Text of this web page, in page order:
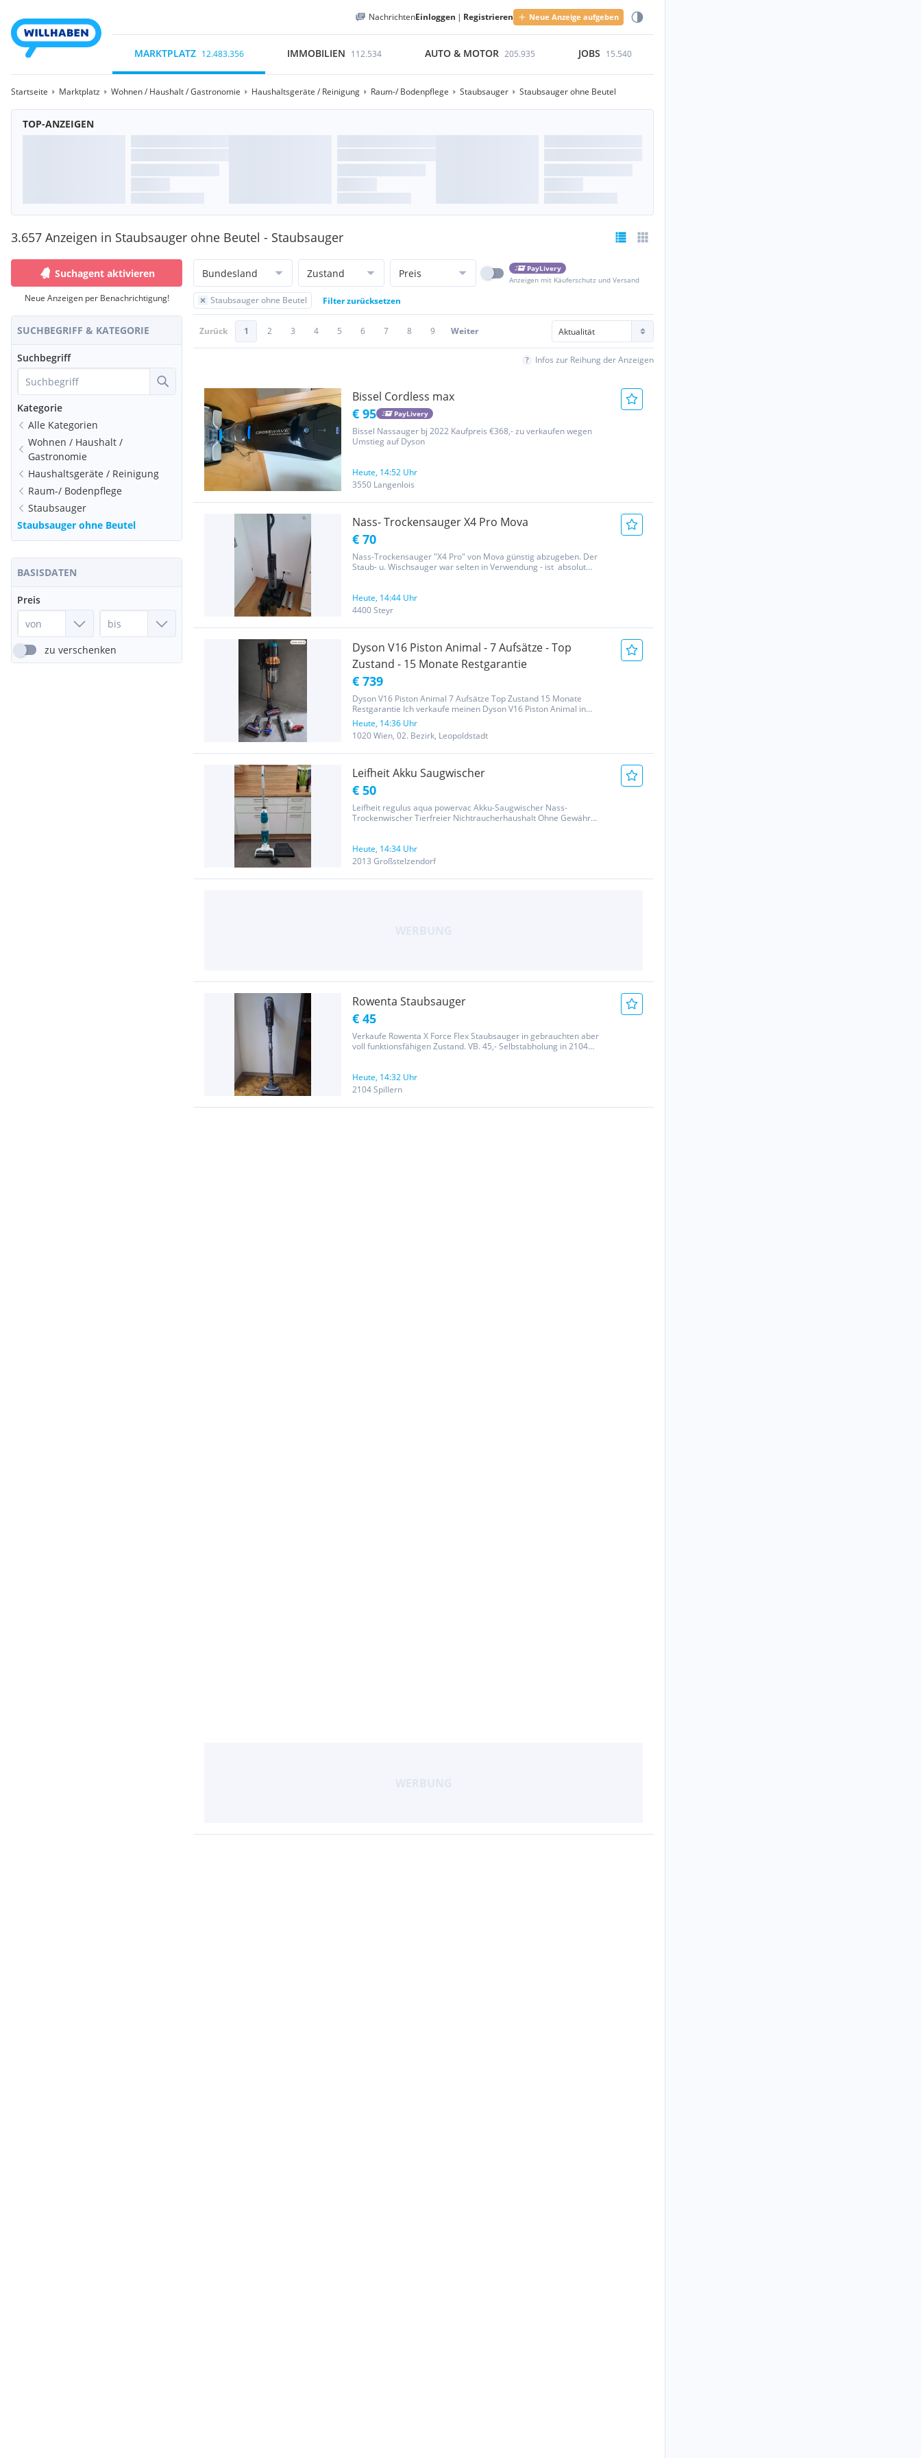
NachrichtenEinloggen | Registrieren Neue Anzeige aufgeben
MARKTPLATZ 12.483.356 IMMOBILIEN 112.534 AUTO & MOTOR 205.935 JOBS 15.540
Startseite Marktplatz Wohnen / Haushalt / Gastronomie Haushaltsgeräte / Reinigung Raum-/ Bodenpflege Staubsauger Staubsauger ohne Beutel
TOP-ANZEIGEN
3.657 Anzeigen in Staubsauger ohne Beutel - Staubsauger
Suchagent aktivieren
Neue Anzeigen per Benachrichtigung!
SUCHBEGRIFF & KATEGORIE
Suchbegriff
Kategorie
Alle Kategorien
Wohnen / Haushalt /
Gastronomie
Haushaltsgeräte / Reinigung
Raum-/ Bodenpflege
Staubsauger
Staubsauger ohne Beutel
BASISDATEN
Preis
zu verschenken
Bundesland Zustand Preis
PayLivery
Anzeigen mit Käuferschutz und Versand
Staubsauger ohne Beutel Filter zurücksetzen
Zurück 1 2 3 4 5 6 7 8 9 Weiter
Infos zur Reihung der Anzeigen
Bissel Cordless max
€ 95 PayLivery
Bissel Nassauger bj 2022 Kaufpreis €368,- zu verkaufen wegen
Umstieg auf Dyson
Heute, 14:52 Uhr
3550 Langenlois
Nass- Trockensauger X4 Pro Mova
€ 70
Nass-Trockensauger "X4 Pro" von Mova günstig abzugeben. Der
Staub- u. Wischsauger war selten in Verwendung - ist absolut
daher der...
Heute, 14:44 Uhr
4400 Steyr
Dyson V16 Piston Animal - 7 Aufsätze - Top
Zustand - 15 Monate Restgarantie
€ 739
Dyson V16 Piston Animal 7 Aufsätze Top Zustand 15 Monate
Restgarantie Ich verkaufe meinen Dyson V16 Piston Animal in
ausgezeichnetem, sehr gepflegtem Zustand. Das Gerät funktioniert
einwandfrei und wurde sorgfältig behandelt. Es sind sämtliche zum
Set...
Heute, 14:36 Uhr
1020 Wien, 02. Bezirk, Leopoldstadt
Leifheit Akku Saugwischer
€ 50
Leifheit regulus aqua powervac Akku-Saugwischer Nass-
Trockenwischer Tierfreier Nichtraucherhaushalt Ohne Gewähr
Heute, 14:34 Uhr
2013 Großstelzendorf
Rowenta Staubsauger
€ 45
Verkaufe Rowenta X Force Flex Staubsauger in gebrauchten aber
voll funktionsfähigen Zustand. VB. 45,- Selbstabholung in 2104
Heute, 14:32 Uhr
2104 Spillern